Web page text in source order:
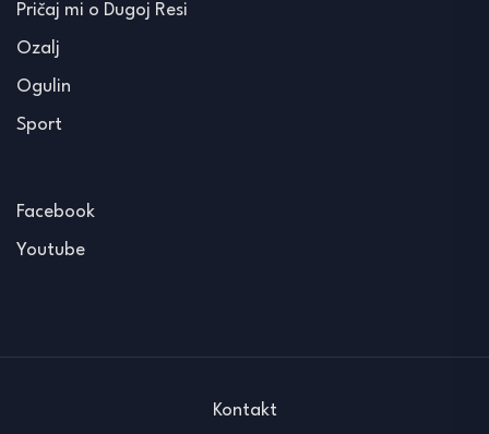
Pričaj mi o Dugoj Resi
Ozalj
Ogulin
Sport
Facebook
Youtube
Kontakt